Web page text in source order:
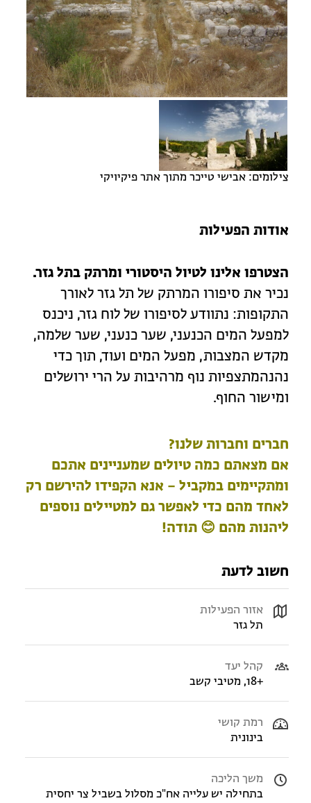
מחנות קיץ
מחנות קיץ
חופשות בבתי ספר שדה
ארץ אהבתי – קבוצות טיולים למבוגרים
צילומים: אבישי טייכר מתוך אתר פיקיויקי
אודות הפעילות
הצטרפו אלינו לטיול היסטורי ומרתק בתל גזר.
נכיר את סיפורו המרתק של תל גזר לאורך
התקופות: נתוודע לסיפורו של לוח גזר, ניכנס
למפעל המים הכנעני, שער כנעני, שער שלמה,
מקדש המצבות, מפעל המים ועוד, תוך כדי
נהנהמתצפיות נוף מרהיבות על הרי ירושלים
ומישור החוף.
חברים וחברות שלנו?
אם מצאתם כמה טיולים שמעניינים אתכם
ומתקיימים במקביל – אנא הקפידו להירשם רק
לאחד מהם כדי לאפשר גם למטיילים נוספים
ליהנות מהם 😊 תודה!
חשוב לדעת
אזור הפעילות
תל גזר
קהל יעד
+18, מטיבי קשב
רמת קושי
בינונית
משך הליכה
בתחילה יש עלייה אח"כ מסלול בשביל צר יחסית